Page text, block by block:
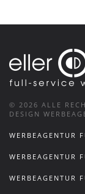
© 2026 ALLE
DESIGN
WERBEAGENTUR
WERBEAGENTUR
WERBEAGENTUR